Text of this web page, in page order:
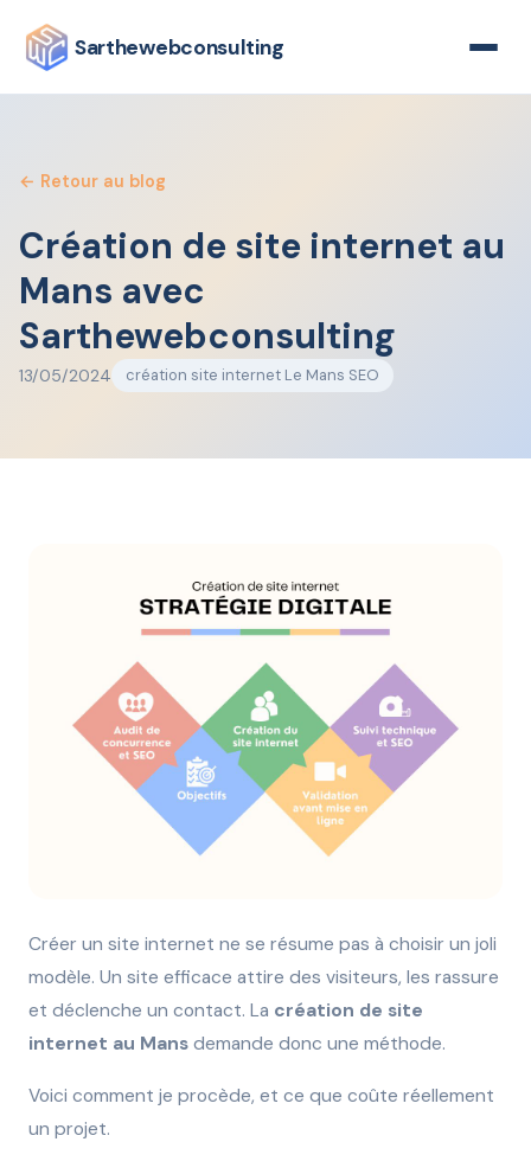
Sarthewebconsulting
← Retour au blog
Création de site internet au
Mans avec
Sarthewebconsulting
13/05/2024 création site internet Le Mans SEO
Créer un site internet ne se résume pas à choisir un joli
modèle. Un site efficace attire des visiteurs, les rassure
et déclenche un contact. La création de site
internet au Mans demande donc une méthode.
Voici comment je procède, et ce que coûte réellement
un projet.